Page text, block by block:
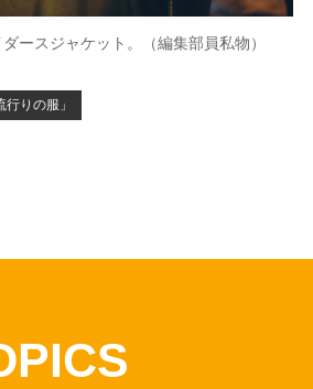
ダースジャケット。（編集部員私物）
りの服」